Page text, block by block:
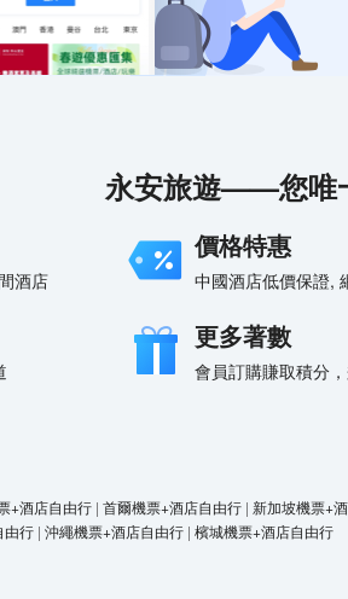
永安旅遊——您唯
酒店
價格特惠
中國酒店低價保證,
更多著數
會員訂購賺取積分
+酒店自由行 | 首爾機票+酒店自由行 | 新加坡機票+
由行 | 沖繩機票+酒店自由行 | 檳城機票+酒店自由行